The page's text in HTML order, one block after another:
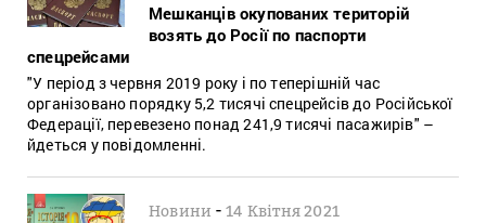
Мешканців окупованих територій
возять до Росії по паспорти
спецрейсами
"У період з червня 2019 року і по теперішній час
організовано порядку 5,2 тисячі спецрейсів до Російської
Федерації, перевезено понад 241,9 тисячі пасажирів" –
йдеться у повідомленні.
Новини -14 Квітня 2021